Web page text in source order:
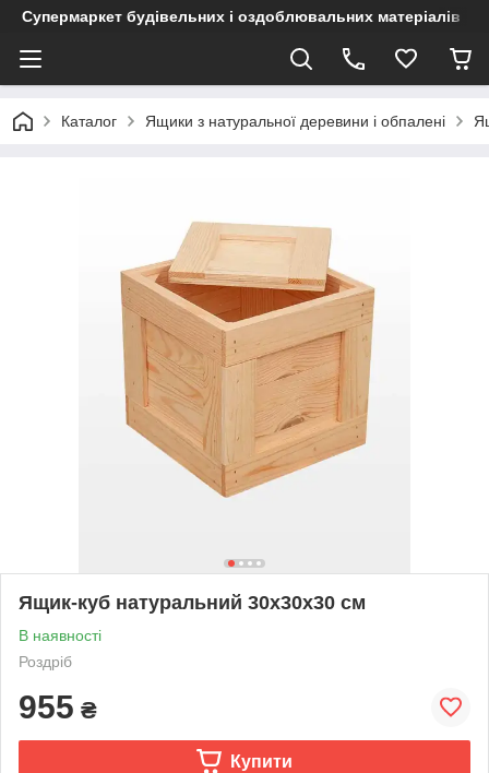
Супермаркет будівельних і оздоблювальних матеріалів
Каталог Ящики з натуральної деревини і обпалені
Ящик-куб натуральний 30х30х30 см
В наявності
Роздріб
955 ₴
Купити